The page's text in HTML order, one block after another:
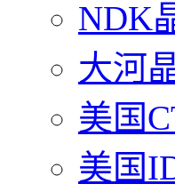
NDK
大河
美国
美国